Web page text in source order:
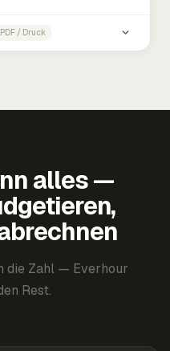
/ Druck
alles —
die Zahl — Everhour
Rest.